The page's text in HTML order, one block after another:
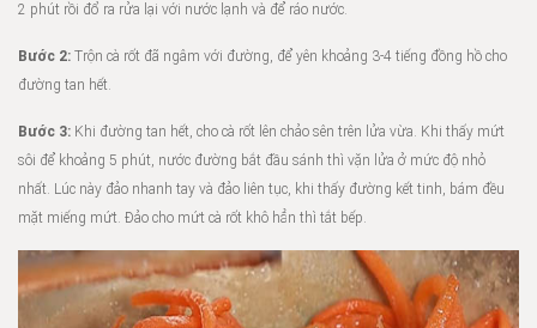
2 phút rồi đổ ra rửa lại với nước lạnh và để ráo nước.
Bước 2: Trộn cà rốt đã ngâm với đường, để yên khoảng 3-4 tiếng đồng hồ cho
đường tan hết.
Bước 3: Khi đường tan hết, cho cà rốt lên chảo sên trên lửa vừa. Khi thấy mứt
sôi để khoảng 5 phút, nước đường bắt đầu sánh thì vặn lửa ở mức độ nhỏ
nhất. Lúc này đảo nhanh tay và đảo liên tục, khi thấy đường kết tinh, bám đều
mặt miếng mứt. Đảo cho mứt cà rốt khô hẳn thì tắt bếp.